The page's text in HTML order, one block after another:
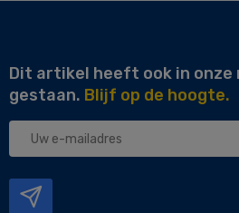
Dit artikel heeft ook in onze
gestaan. Blijf op de hoogte.
Uw